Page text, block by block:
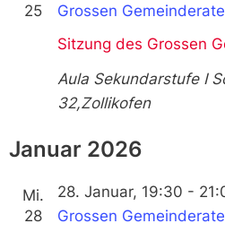
25
Sitzung des Grossen
Grossen
Aula Sekundarstufe I
32,Zollikofen
Januar 2026
Mi.
28
28. Januar, 19:30 -
Grossen